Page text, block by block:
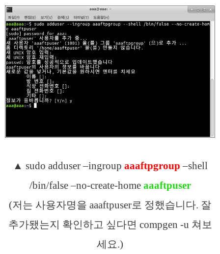
▲ sudo adduser –ingroup aaaftpgroup –shell
/bin/false –no-create-home aaaftpuser
(저는 사용자명을 aaaftpuser로 정했습니다. 잘
추가됐는지 확인하고 싶다면 compgen -u 쳐보
세요.)